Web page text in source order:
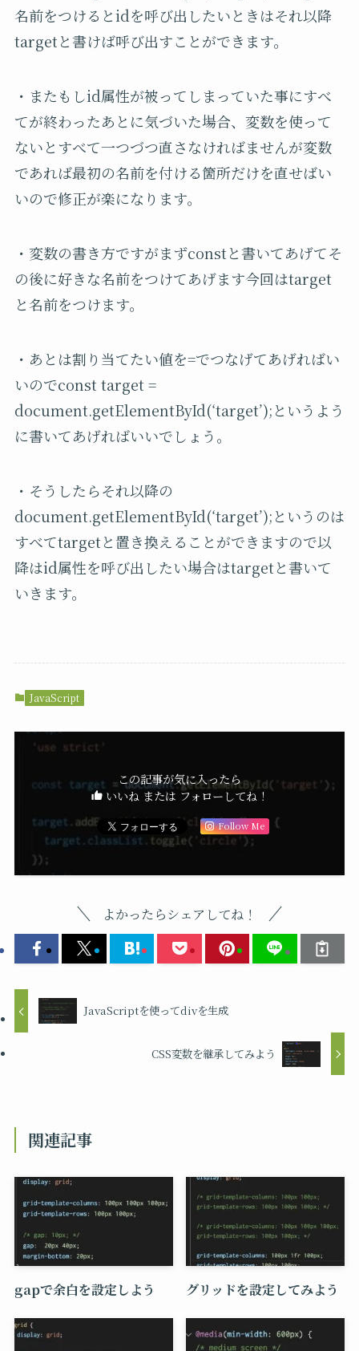
名前をつけるとidを呼び出したいときはそれ以降
targetと書けば呼び出すことができます。
・またもしid属性が被ってしまっていた事にすべ
てが終わったあとに気づいた場合、変数を使って
ないとすべて一つづつ直さなければませんが変数
であれば最初の名前を付ける箇所だけを直せばい
いので修正が楽になります。
・変数の書き方ですがまずconstと書いてあげてそ
の後に好きな名前をつけてあげます今回はtarget
と名前をつけます。
・あとは割り当てたい値を=でつなげてあげればい
いのでconst target =
document.getElementById(‘target’);というよう
に書いてあげればいいでしょう。
・そうしたらそれ以降の
document.getElementById(‘target’);というのは
すべてtargetと置き換えることができますので以
降はid属性を呼び出したい場合はtargetと書いて
いきます。
JavaScript
この記事が気に入ったら
いいね または フォローしてね！
Follow Me
よかったらシェアしてね！
JavaScriptを使ってdivを生成
CSS変数を継承してみよう
関連記事
gapで余白を設定しよう グリッドを設定してみよう